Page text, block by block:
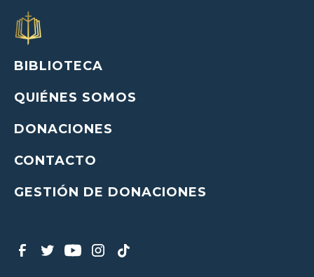
BIBLIOTECA
QUIÉNES SOMOS
DONACIONES
CONTACTO
GESTIÓN DE DONACIONES